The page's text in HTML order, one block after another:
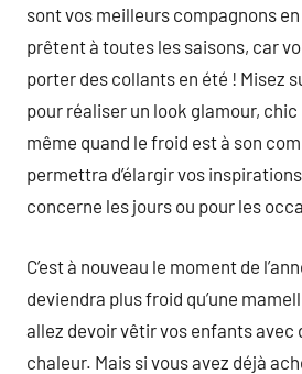
sont vos meilleurs compagnons
prêtent à toutes les saisons, car
porter des collants en été ! Misez
pour réaliser un look glamour,
même quand le froid est à son
permettra d’élargir vos
concerne les jours ou pour les
C’est à nouveau le moment de
deviendra plus froid qu’une
allez devoir vêtir vos enfants avec
chaleur. Mais si vous avez déjà